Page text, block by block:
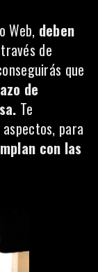
Web, deben
de
que
de
Te
para
con las